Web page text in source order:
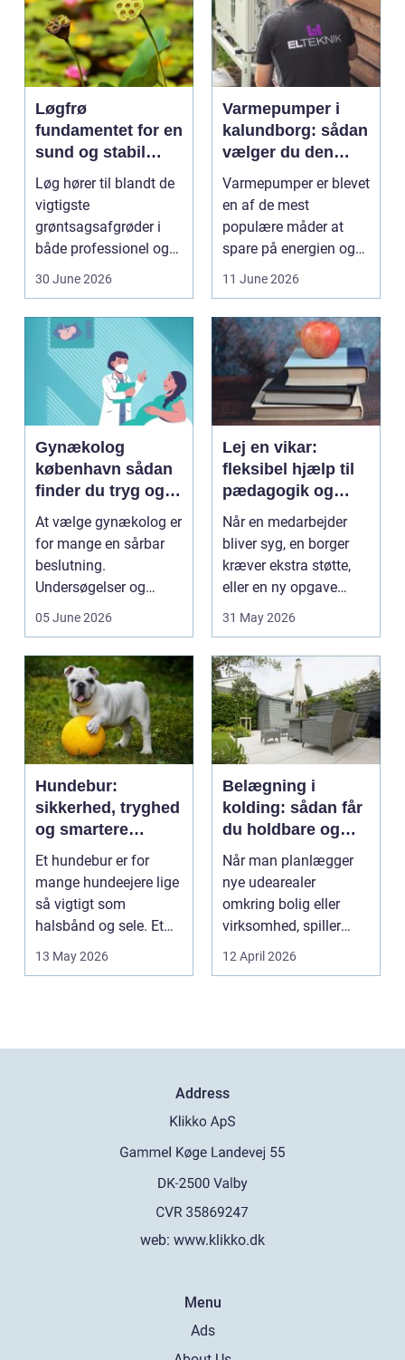
Løgfrø
fundamentet for en
sund og stabil
løgavl
Løg hører til blandt de
vigtigste
grøntsagsafgrøder i
både professionel og
30 June 2026
Varmepumper i
kalundborg: sådan
vælger du den
rigtige løsning
Varmepumper er blevet
en af de mest
populære måder at
spare på energien og
11 June 2026
Gynækolog
københavn sådan
finder du tryg og
professionel hjælp
At vælge gynækolog er
for mange en sårbar
beslutning.
Undersøgelser og
05 June 2026
Lej en vikar:
fleksibel hjælp til
pædagogik og
sundhed
Når en medarbejder
bliver syg, en borger
kræver ekstra støtte,
eller en ny opgave
31 May 2026
Hundebur:
sikkerhed, tryghed
og smartere
hverdag med hund
Et hundebur er for
mange hundeejere lige
så vigtigt som
halsbånd og sele. Et
13 May 2026
Belægning i
kolding: sådan får
du holdbare og
flotte udearealer
Når man planlægger
nye udearealer
omkring bolig eller
virksomhed, spiller
belægningen en helt
centra...
12 April 2026
Address
web: www.klikko.dk
Menu
Ads